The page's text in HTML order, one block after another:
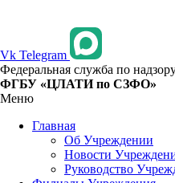
Vk Telegram
Федеральная служба по
ФГБУ «ЦЛАТИ по СЗФО»
Меню
Главная
Об Учреждении
Новости
Руководство